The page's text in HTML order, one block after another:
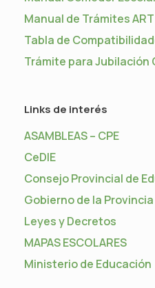
Manual de Trámites ART
Tabla de
Trámite para Jubilación
Links de interés
ASAMBLEAS – CPE
CeDIE
Consejo Provincial de
Gobierno de la
Leyes y Decretos
MAPAS ESCOLARES
Ministerio de Educación